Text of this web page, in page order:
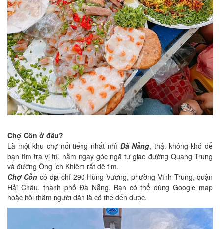
Chợ Cồn ở đâu?
Là một khu chợ nổi tiếng nhất nhì Đà Nẵng, thật không khó để
bạn tìm tra vị trí, nằm ngay góc ngã tư giao đường Quang Trung
và đường Ông Ích Khiêm rất dễ tìm.
Chợ Cồncó địa chỉ 290 Hùng Vương, phường Vĩnh Trung, quận
Hải Châu, thành phố Đà Nẵng. Bạn có thể dùng Google map
hoặc hỏi thăm người dân là có thể đến được.